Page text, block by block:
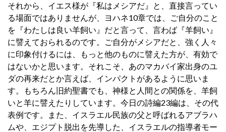
それから、イエス様が『私はメシアだ』と、直接言ってい
る場面ではありませんが、ヨハネ10章では、ご自分のこと
を『わたしは良い羊飼い』だと言って、言わば『羊飼い』
に譬えておられるのです。ご自分がメシアだと、強く人々
に印象付けるには、もっと他のものに譬えた方が、有効で
はないかと思います。それこそ、あのマカバイ家出身のユ
ダの再来だとか言えば、インパクトがあるように思いま
す。もちろん旧約聖書でも、神様と人間との関係を、羊飼
いと羊に譬えたりしています。今日の詩編23編は、その代
表例です。また、イスラエル民族の父と呼ばれるアブラハ
ムや、エジプト脱出を先導した、イスラエルの指導者モー